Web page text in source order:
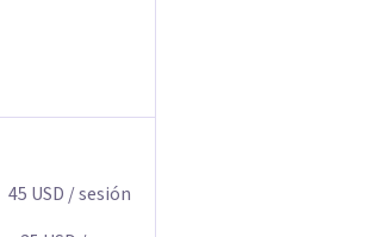
45 USD / sesión